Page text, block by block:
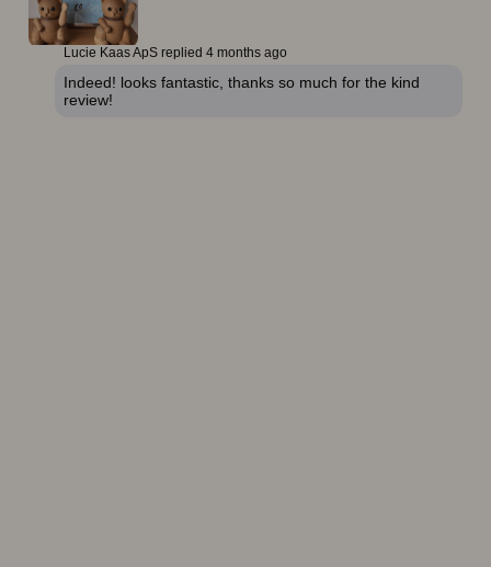
Lucie Kaas ApS replied 4 months ago
Indeed! looks fantastic, thanks so much for the kind
review!